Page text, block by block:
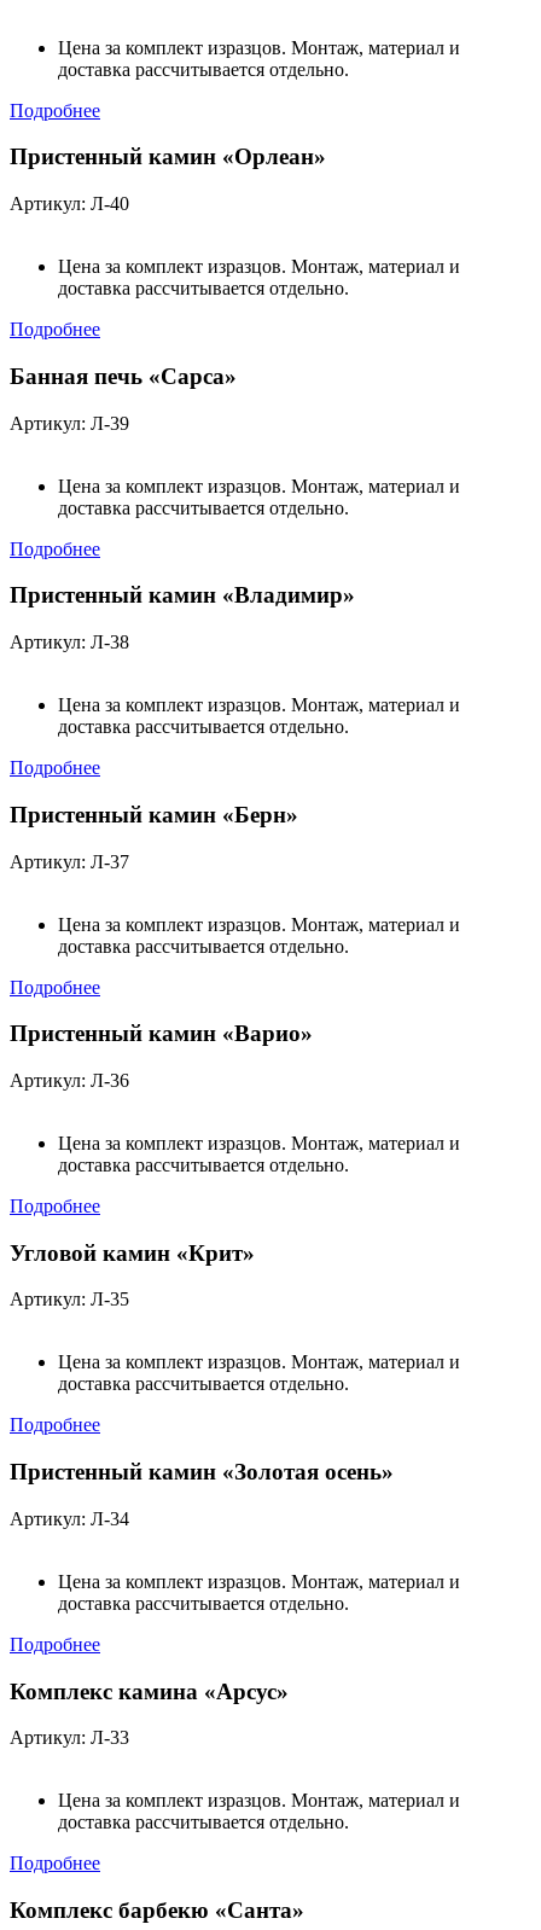
Цена за комплект изразцов. Монтаж, материал и
доставка рассчитывается отдельно.
Подробнее
Пристенный камин «Орлеан»
Артикул: Л-40
Цена за комплект изразцов. Монтаж, материал и
доставка рассчитывается отдельно.
Подробнее
Банная печь «Сарса»
Артикул: Л-39
Цена за комплект изразцов. Монтаж, материал и
доставка рассчитывается отдельно.
Подробнее
Пристенный камин «Владимир»
Артикул: Л-38
Цена за комплект изразцов. Монтаж, материал и
доставка рассчитывается отдельно.
Подробнее
Пристенный камин «Берн»
Артикул: Л-37
Цена за комплект изразцов. Монтаж, материал и
доставка рассчитывается отдельно.
Подробнее
Пристенный камин «Варио»
Артикул: Л-36
Цена за комплект изразцов. Монтаж, материал и
доставка рассчитывается отдельно.
Подробнее
Угловой камин «Крит»
Артикул: Л-35
Цена за комплект изразцов. Монтаж, материал и
доставка рассчитывается отдельно.
Подробнее
Пристенный камин «Золотая осень»
Артикул: Л-34
Цена за комплект изразцов. Монтаж, материал и
доставка рассчитывается отдельно.
Подробнее
Комплекс камина «Арсус»
Артикул: Л-33
Цена за комплект изразцов. Монтаж, материал и
доставка рассчитывается отдельно.
Подробнее
Комплекс барбекю «Санта»